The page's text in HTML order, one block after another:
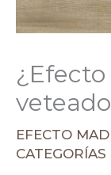
EFECTO
CATEGORÍAS